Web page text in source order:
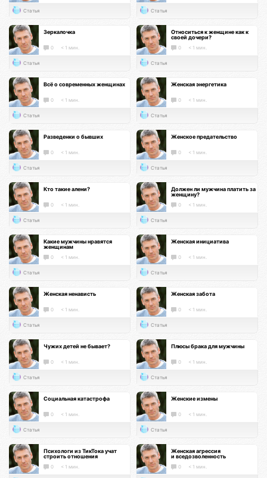
Статья Статья
Зеркалочка
0 < 1 мин.
Статья
Относиться к женщине как к
своей дочери?
0 < 1 мин.
Статья
Всё о современных женщинах
0 < 1 мин.
Статья
Женская энергетика
0 < 1 мин.
Статья
Разведенки о бывших
0 < 1 мин.
Статья
Женское предательство
0 < 1 мин.
Статья
Кто такие алени?
0 < 1 мин.
Статья
Должен ли мужчина платить за
женщину?
0 < 1 мин.
Статья
Какие мужчины нравятся
женщинам
0 < 1 мин.
Статья
Женская инициатива
0 < 1 мин.
Статья
Женская ненависть
0 < 1 мин.
Статья
Женская забота
0 < 1 мин.
Статья
Чужих детей не бывает?
0 < 1 мин.
Статья
Плюсы брака для мужчины
0 < 1 мин.
Статья
Социальная катастрофа
0 < 1 мин.
Статья
Женские измены
0 < 1 мин.
Статья
Психологи из ТикТока учат
строить отношения
0 < 1 мин.
Женская агрессия
и вседозволенность
0 < 1 мин.